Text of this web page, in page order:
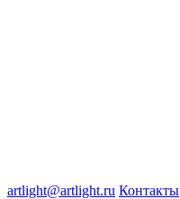
artlight@artlight.ru Контакты